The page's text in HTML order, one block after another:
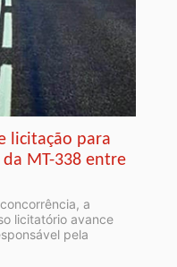
licitação para
MT-338 entre
a
licitatório avance
pela